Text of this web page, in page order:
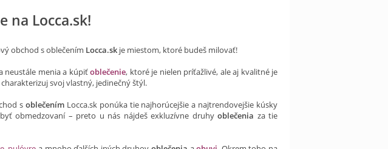
na Locca.sk!
obchod s oblečením Locca.sk je miestom, ktoré budeš milovať!
neustále menia a kúpiťoblečenie, ktoré je nielen príťažlivé, ale aj kvalitné je
svoj vlastný, jedinečný štýl.
s oblečenímLocca.sk ponúka tie najhorúcejšie a najtrendovejšie kúsky
obmedzovaní – preto u nás nájdeš exkluzívne druhyoblečenia za tie